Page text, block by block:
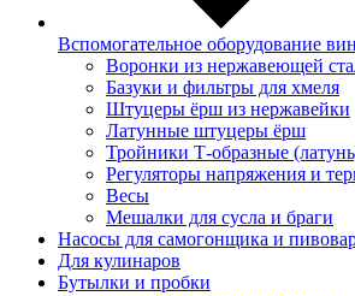
Вспомогательное оборудование
Воронки из нержавеющей
Базуки и фильтры для хмеля
Штуцеры ёрш из нержавейки
Латунные штуцеры ёрш
Тройники Т-образные
Регуляторы напряжения и
Весы
Мешалки для сусла и браги
Насосы для самогонщика и
Для кулинаров
Бутылки и пробки